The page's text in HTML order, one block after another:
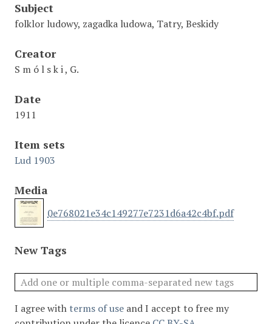
Subject
folklor ludowy, zagadka ludowa, Tatry, Beskidy
Creator
S m ó l s k i , G.
Date
1911
Item sets
Lud 1903
Media
0e768021e34c149277e7231d6a42c4bf.pdf
New Tags
I agree with terms of use and I accept to free my